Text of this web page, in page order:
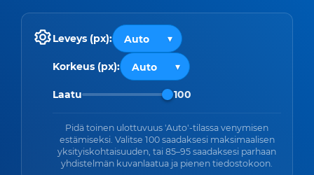
Leveys (px):
Korkeus (px):
Laatu 100
Pidä toinen ulottuvuus 'Auto'-tilassa venymisen
estämiseksi. Valitse 100 saadaksesi maksimaalisen
yksityiskohtaisuuden, tai 85–95 saadaksesi parhaan
yhdistelmän kuvanlaatua ja pienen tiedostokoon.